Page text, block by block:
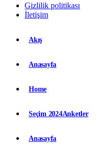
Gizlilik politikası
İletişim
Akış
Anasayfa
Home
Seçim 2024Anketler
Anasayfa